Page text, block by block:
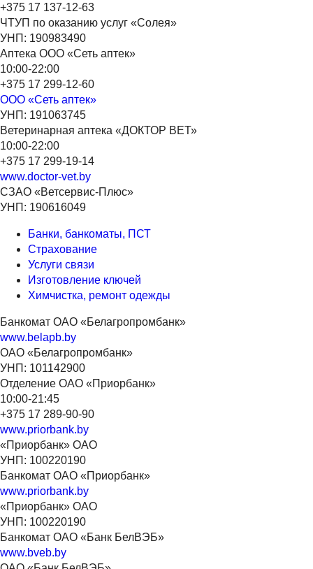
+375 17 137-12-63
ЧТУП по оказанию услуг «Солея»
УНП: 190983490
Аптека ООО «Сеть аптек»
10:00-22:00
+375 17 299-12-60
ООО «Сеть аптек»
УНП: 191063745
Ветеринарная аптека «ДОКТОР ВЕТ»
10:00-22:00
+375 17 299-19-14
www.doctor-vet.by
СЗАО «Ветсервис-Плюс»
УНП: 190616049
Банки, банкоматы, ПСТ
Страхование
Услуги связи
Изготовление ключей
Химчистка, ремонт одежды
Банкомат ОАО «Белагропромбанк»
www.belapb.by
ОАО «Белагропромбанк»
УНП: 101142900
Отделение ОАО «Приорбанк»
10:00-21:45
+375 17 289-90-90
www.priorbank.by
«Приорбанк» ОАО
УНП: 100220190
Банкомат ОАО «Приорбанк»
www.priorbank.by
«Приорбанк» ОАО
УНП: 100220190
Банкомат ОАО «Банк БелВЭБ»
www.bveb.by